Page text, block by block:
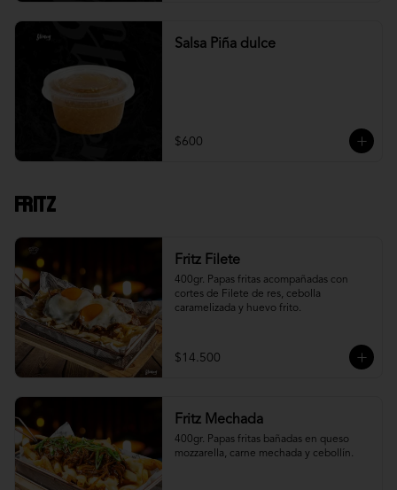
Salsa Piña dulce
$600
Fritz
Fritz Filete
400gr. Papas fritas acompañadas con
cortes de Filete de res, cebolla
caramelizada y huevo frito.
$14.500
Fritz Mechada
400gr. Papas fritas bañadas en queso
mozzarella, carne mechada y cebollín.